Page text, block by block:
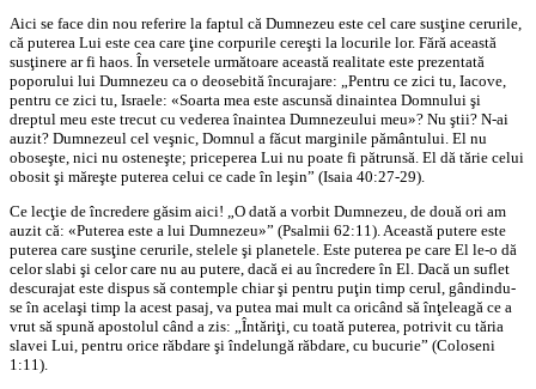
Aici se face din nou referire la faptul că Dumnezeu este cel care susţine cerurile,
că puterea Lui este cea care ţine corpurile cereşti la locurile lor. Fără această
susţinere ar fi haos. În versetele următoare această realitate este prezentată
poporului lui Dumnezeu ca o deosebită încurajare: „Pentru ce zici tu, Iacove,
pentru ce zici tu, Israele: «Soarta mea este ascunsă dinaintea Domnului şi
dreptul meu este trecut cu vederea înaintea Dumnezeului meu»? Nu ştii? N-ai
auzit? Dumnezeul cel veşnic, Domnul a făcut marginile pământului. El nu
oboseşte, nici nu osteneşte; priceperea Lui nu poate fi pătrunsă. El dă tărie celui
obosit şi măreşte puterea celui ce cade în leşin” (Isaia 40:27-29).
Ce lecţie de încredere găsim aici! „O dată a vorbit Dumnezeu, de două ori am
auzit că: «Puterea este a lui Dumnezeu»” (Psalmii 62:11). Această putere este
puterea care susţine cerurile, stelele şi planetele. Este puterea pe care El le-o dă
celor slabi şi celor care nu au putere, dacă ei au încredere în El. Dacă un suflet
descurajat este dispus să contemple chiar şi pentru puţin timp cerul, gândindu-
se în acelaşi timp la acest pasaj, va putea mai mult ca oricând să înţeleagă ce a
vrut să spună apostolul când a zis: „Întăriţi, cu toată puterea, potrivit cu tăria
slavei Lui, pentru orice răbdare şi îndelungă răbdare, cu bucurie” (Coloseni
1:11).